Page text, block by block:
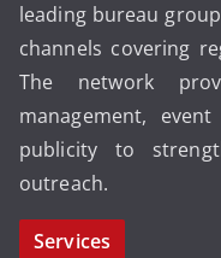
leading bureau
channels covering
The network
management,
publicity to
outreach.
Services